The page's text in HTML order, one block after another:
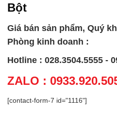
Bột
Giá bán sản phẩm, Quý
Phòng kinh doanh :
Hotline : 028.3504.5555 -
ZALO :
[contact-form-7 id="1116"]